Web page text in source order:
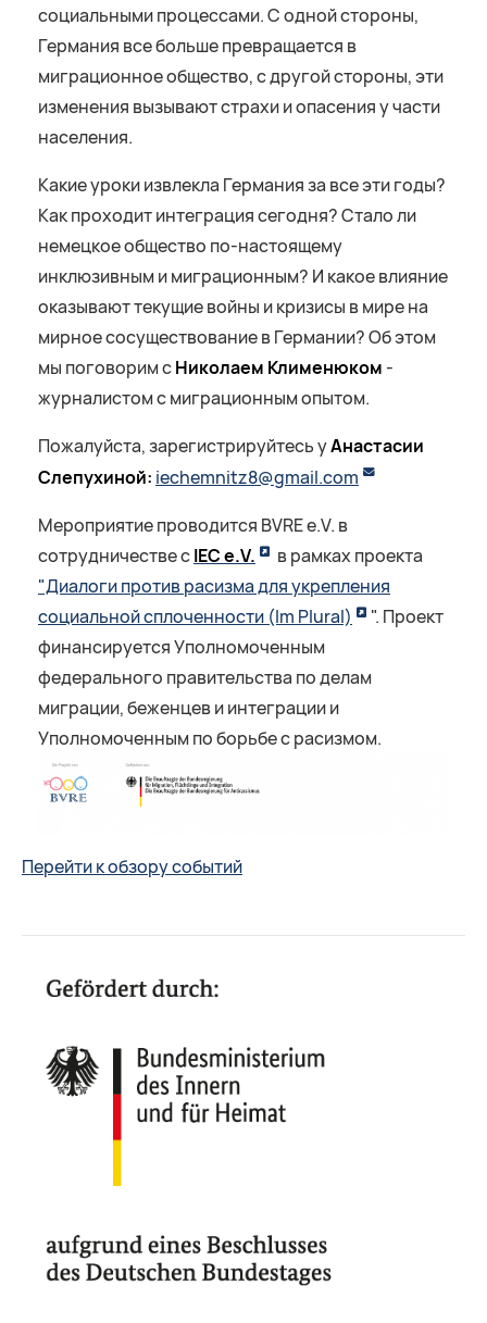
социальными процессами. С одной стороны,
Германия все больше превращается в
миграционное общество, с другой стороны, эти
изменения вызывают страхи и опасения у части
населения.
Какие уроки извлекла Германия за все эти годы?
Как проходит интеграция сегодня? Стало ли
немецкое общество по-настоящему
инклюзивным и миграционным? И какое влияние
оказывают текущие войны и кризисы в мире на
мирное сосуществование в Германии? Об этом
мы поговорим сНиколаем Клименюком -
журналистом с миграционным опытом.
Пожалуйста, зарегистрируйтесь уАнастасии
Слепухиной: iechemnitz8@gmail.com
Мероприятие проводится BVRE e.V. в
сотрудничестве cIEC e.V.
в рамках проекта
"Диалоги против расизма для укрепления
социальной сплоченности (Im Plural)
". Проект
финансируется Уполномоченным
федерального правительства по делам
миграции, беженцев и интеграции и
Уполномоченным по борьбе с расизмом.
Перейти к обзору событий